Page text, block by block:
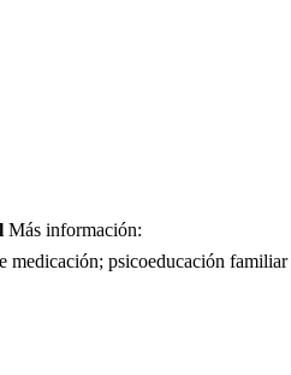
Más información:
psicoeducación